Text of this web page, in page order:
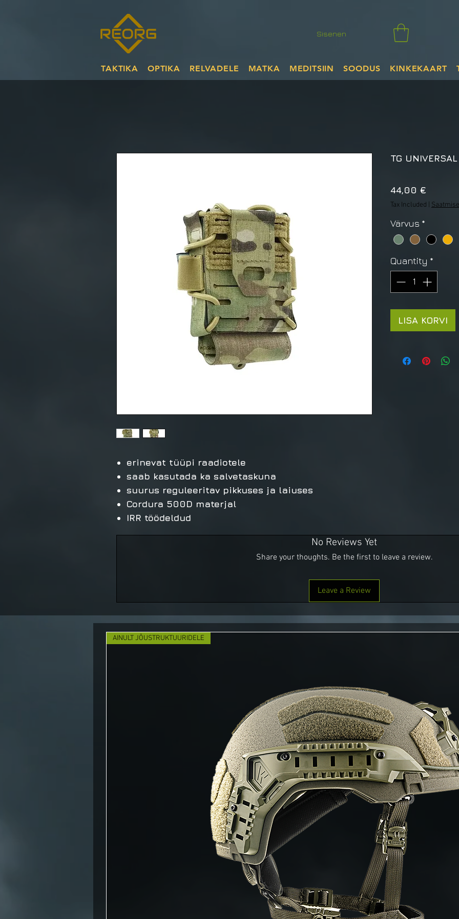
Sisenen
TAKTIKA OPTIKA RELVADELE MATKA MEDITSIIN SOODUS KINKEKAART
erinevat tüüpi raadiotele
saab kasutada ka salvetaskuna
suurus reguleeritav pikkuses ja laiuses
Cordura 500D materjal
IRR töödeldud
TG
44,00 €
Tax Included
Värvus *
Quantity *
LISA KORVI
No Reviews Yet
Share your thoughts. Be the first to leave a review.
Leave a Review
AINULT JÕUSTRUKTUURIDELE